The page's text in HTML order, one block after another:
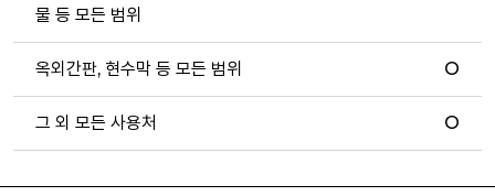
물 등 모든 범위
옥외간판, 현수막 등 모든 범위 O
그 외 모든 사용처 O